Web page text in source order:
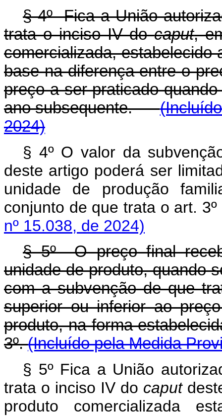
§ 4º Fica a União
trata o inciso IV docaput,
comercializada, estabelecido
base na diferença entre o
preço a ser praticado
ano subsequente.
2024)
§ 4º O valor da
deste artigo poderá ser
unidade de produção
conjunto de que trata o art.
nº 15.038, de 2024)
§ 5º O preço final
unidade de produto, quando
com a subvenção de que
superior ou inferior ao
produto, na forma
3º.(Incluído pela Medida
§ 5º Fica a União
trata o inciso IV do caput
produto comercializada